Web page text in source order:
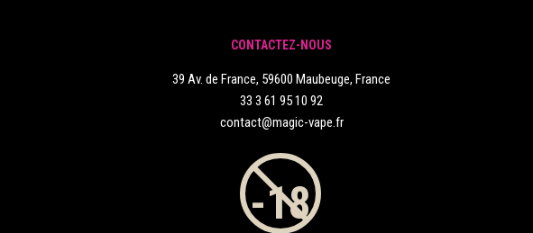
CONTACTEZ-NOUS
39 Av. de France, 59600 Maubeuge, France
33 3 61 95 10 92
contact@magic-vape.fr